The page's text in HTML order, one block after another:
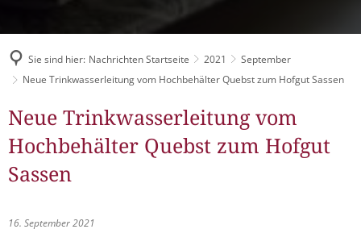
Konzertsaal LMAH
Schlitzer Geschichten
Sie sind hier: Nachrichten Startseite 2021
September
Neue Trinkwasserleitung vom Hochbehälter Quebst zum Hofgut Sassen
Neue Trinkwasserleitung vom
Hochbehälter Quebst zum Hofgut
Sassen
16. September 2021